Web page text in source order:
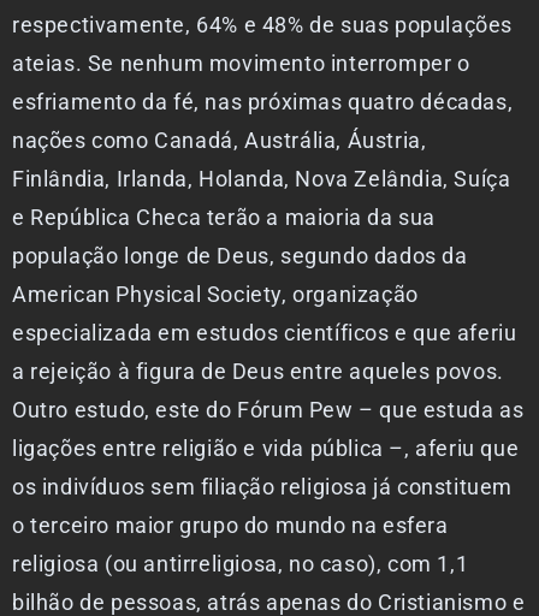
respectivamente, 64% e 48% de suas populações
ateias. Se nenhum movimento interromper o
esfriamento da fé, nas próximas quatro décadas,
nações como Canadá, Austrália, Áustria,
Finlândia, Irlanda, Holanda, Nova Zelândia, Suíça
e República Checa terão a maioria da sua
população longe de Deus, segundo dados da
American Physical Society, organização
especializada em estudos científicos e que aferiu
a rejeição à figura de Deus entre aqueles povos.
Outro estudo, este do Fórum Pew – que estuda as
ligações entre religião e vida pública –, aferiu que
os indivíduos sem filiação religiosa já constituem
o terceiro maior grupo do mundo na esfera
religiosa (ou antirreligiosa, no caso), com 1,1
bilhão de pessoas, atrás apenas do Cristianismo e